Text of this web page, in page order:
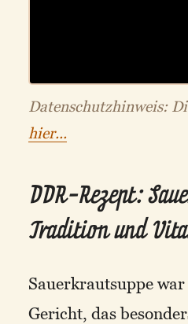
Datenschutzhinweis:
hier...
DDR-Rezept:
Tradition und
Sauerkrautsuppe
Gericht, das